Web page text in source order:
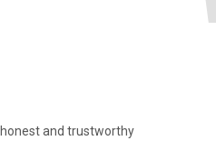
and trustworthy